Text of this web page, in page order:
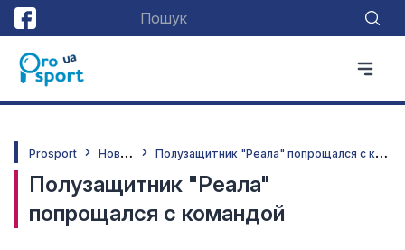
Prosport Н
овини П
олузащитник "Реала" попрощался с командой
Полузащитник "Реала"
попрощался с командой